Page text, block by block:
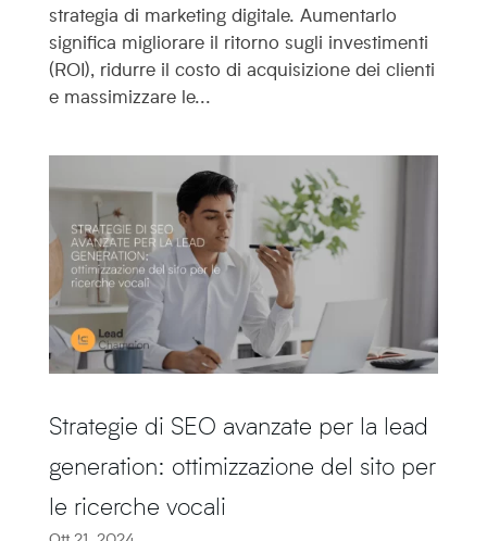
strategia di marketing digitale. Aumentarlo
significa migliorare il ritorno sugli investimenti
(ROI), ridurre il costo di acquisizione dei clienti
e massimizzare le...
Strategie di SEO avanzate per la lead
generation: ottimizzazione del sito per
le ricerche vocali